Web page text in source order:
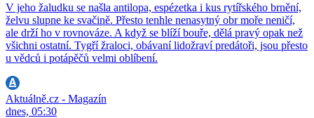
V jeho žaludku se našla antilopa, espézetka i kus rytířského brnění,
želvu slupne ke svačině. Přesto tenhle nenasytný obr moře neničí,
ale drží ho v rovnováze. A když se blíží bouře, dělá pravý opak než
všichni ostatní. Tygří žraloci, obávaní lidožraví predátoři, jsou přesto
u vědců i potápěčů velmi oblíbení.
Aktuálně.cz - Magazín
dnes, 05:30